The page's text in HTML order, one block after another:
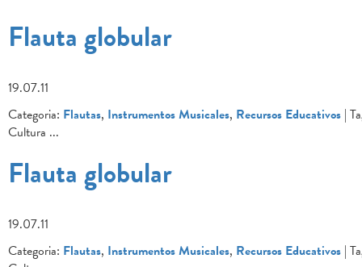
Flauta globular
19.07.11
Categoria: Flautas, Instrumentos Musicales, Recursos Educativos |
Cultura ...
Flauta globular
19.07.11
Categoria: Flautas, Instrumentos Musicales, Recursos Educativos |